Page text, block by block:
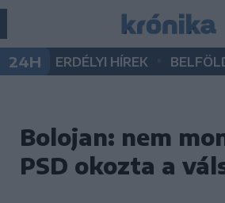
24H ERDÉLYI HÍREK
Bolojan: nem
PSD okozta a